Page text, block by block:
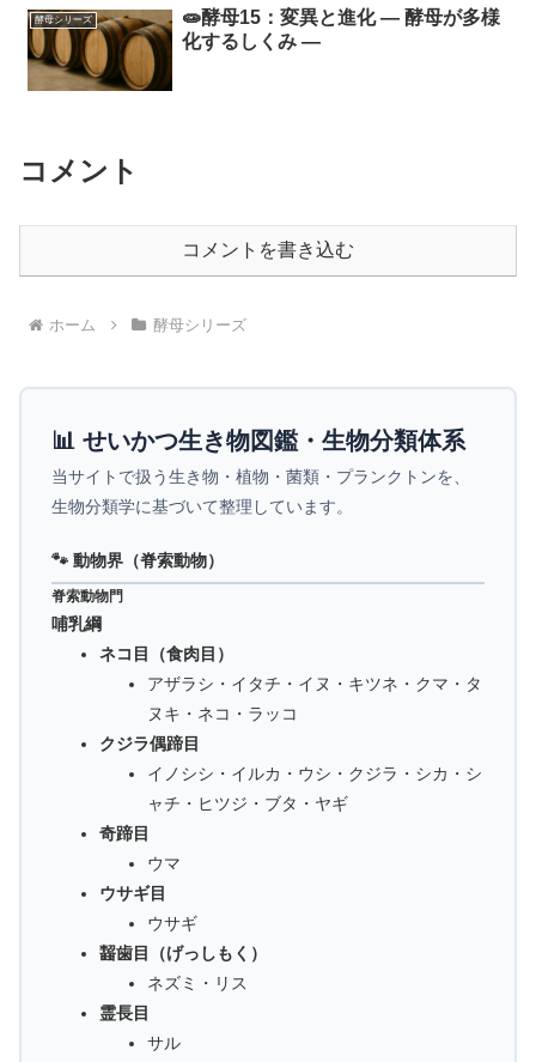
酵母シリーズ
🧫酵母15：変異と進化 ― 酵母が多様
化するしくみ ―
コメント
コメントを書き込む
ホーム 酵母シリーズ
📊 せいかつ生き物図鑑・生物分類体系
当サイトで扱う生き物・植物・菌類・プランクトンを、
生物分類学に基づいて整理しています。
🐾 動物界（脊索動物）
脊索動物門
哺乳綱
ネコ目（食肉目）
アザラシ・イタチ・イヌ・キツネ・クマ・タ
ヌキ・ネコ・ラッコ
クジラ偶蹄目
イノシシ・イルカ・ウシ・クジラ・シカ・シ
ャチ・ヒツジ・ブタ・ヤギ
奇蹄目
ウマ
ウサギ目
ウサギ
齧歯目（げっしもく）
ネズミ・リス
霊長目
サル